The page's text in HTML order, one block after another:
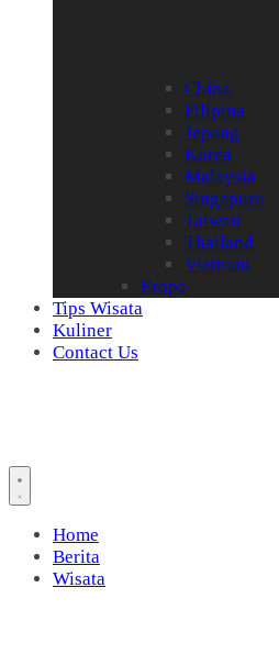
China
Filipina
Jepang
Korea
Malaysia
Singapura
Taiwan
Thailand
Vietnam
Eropa
Tips Wisata
Kuliner
Contact Us
Home
Berita
Wisata